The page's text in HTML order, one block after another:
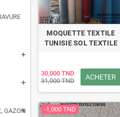
add
add
GAZON
add
MOQUETTE TEXTILE
TUNISIE SOL TEXTILE
30,000 TND
31,000 TND
ACHETER
-1,000 TND